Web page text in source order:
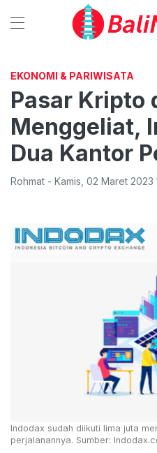
EKONOMI & PARIWISATA
Pasar Kripto
Menggeliat,
Dua Kantor
Rohmat - Kamis 02 Maret 2023
Indodax sudah diikuti lima juta
perjalanannya. Sumber: